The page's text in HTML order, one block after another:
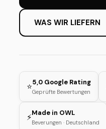
WAS WIR LIEFERN
⭐5,0 Google Rating
Geprüfte Bewertungen
⚡Made in OWL
Beverungen · Deutschland